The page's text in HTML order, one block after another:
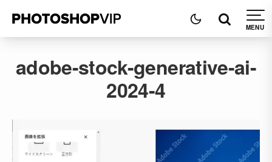
adobe-stock-generative-ai-
2024-4